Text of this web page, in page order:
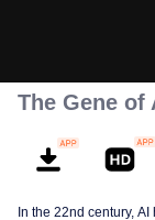
The Gene of
In the 22nd century,